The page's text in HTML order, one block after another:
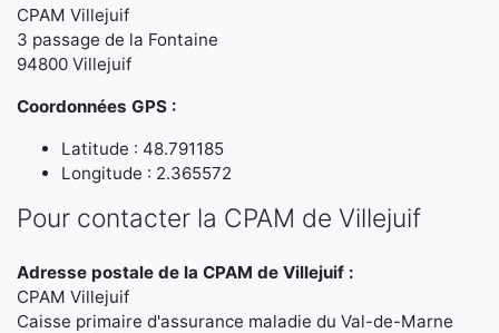
CPAM Villejuif
3 passage de la Fontaine
94800 Villejuif
Coordonnées GPS :
Latitude : 48.791185
Longitude : 2.365572
Pour contacter la CPAM de Villejuif
Adresse postale de la CPAM de Villejuif :
CPAM Villejuif
Caisse primaire d'assurance maladie du Val-de-Marne